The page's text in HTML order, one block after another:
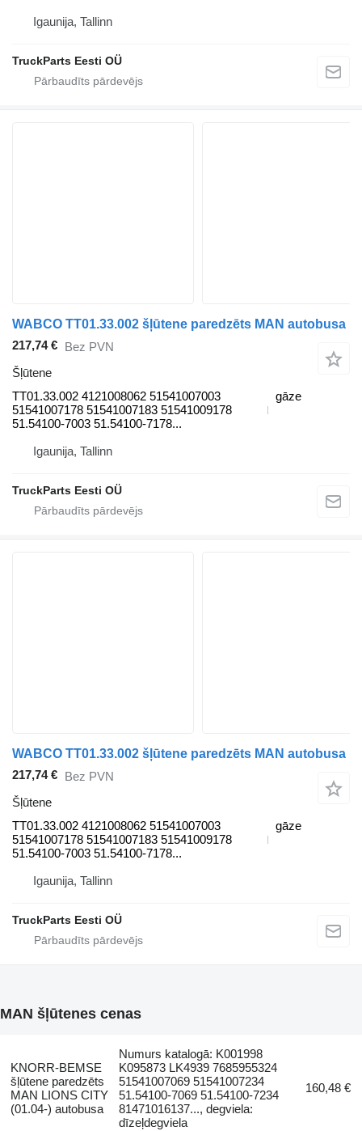
Igaunija, Tallinn
TruckParts Eesti OÜ
WABCO TT01.33.002 šļūtene paredzēts MAN autobusa
217,74 € Bez PVN
Šļūtene
TT01.33.002 4121008062 51541007003
51541007178 51541007183 51541009178
51.54100-7003 51.54100-7178...
gāze
Igaunija, Tallinn
TruckParts Eesti OÜ
WABCO TT01.33.002 šļūtene paredzēts MAN autobusa
217,74 € Bez PVN
Šļūtene
TT01.33.002 4121008062 51541007003
51541007178 51541007183 51541009178
51.54100-7003 51.54100-7178...
gāze
Igaunija, Tallinn
TruckParts Eesti OÜ
MAN šļūtenes cenas
KNORR-BEMSE
šļūtene paredzēts
MAN LIONS CITY
(01.04-) autobusa
Numurs katalogā: K001998
K095873 LK4939 7685955324
51541007069 51541007234
51.54100-7069 51.54100-7234
81471016137..., degviela:
dīzeļdegviela
160,48 €